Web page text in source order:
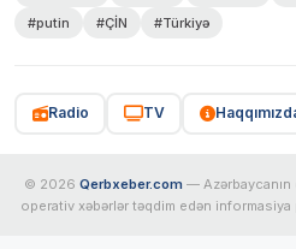
#putin #ÇİN #Türkiyə
Radio TV
© 2026 Qerbxeber.com — Azərbaycanın
operativ xəbərlər təqdim edən informasiya